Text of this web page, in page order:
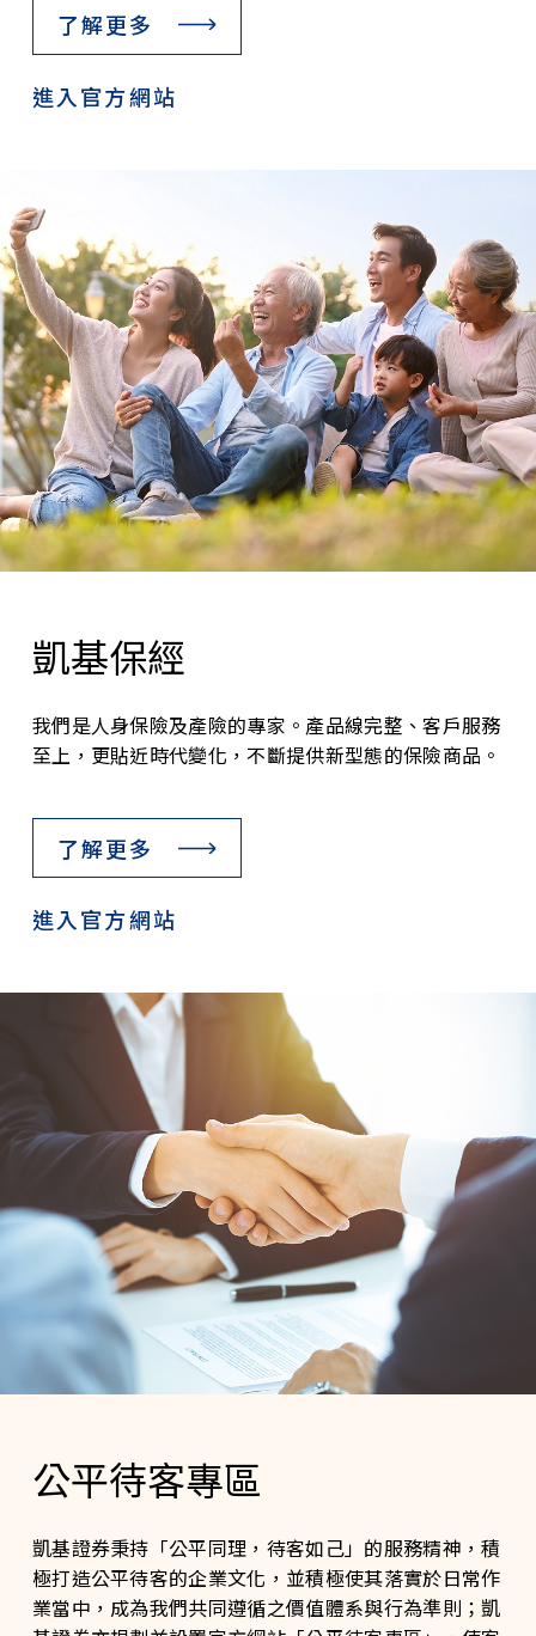
了解更多
進入官方網站
凱基保經
我們是人身保險及產險的專家。產品線完整、客戶服務
至上，更貼近時代變化，不斷提供新型態的保險商品。
了解更多
進入官方網站
公平待客專區
凱基證券秉持「公平同理，待客如己」的服務精神，積
極打造公平待客的企業文化，並積極使其落實於日常作
業當中，成為我們共同遵循之價值體系與行為準則；凱